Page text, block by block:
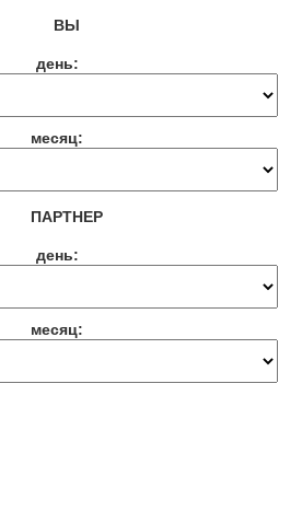
ВЫ
день:
месяц:
ПАРТНЕР
день:
месяц: